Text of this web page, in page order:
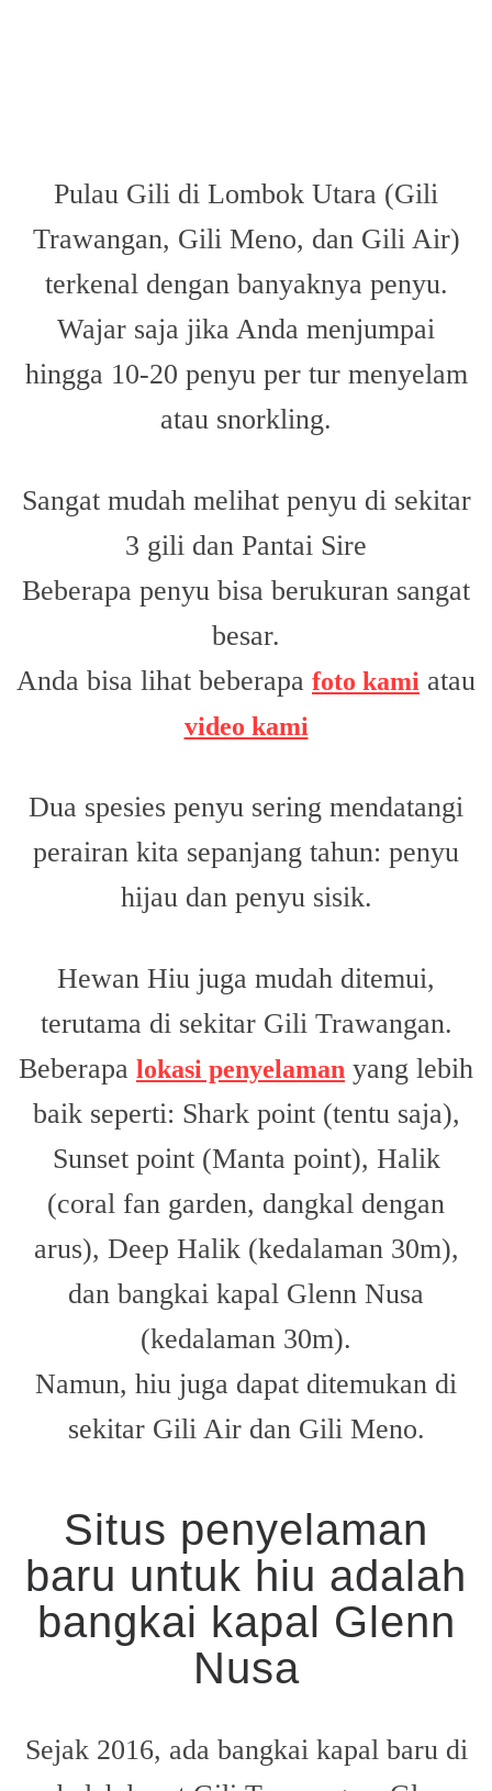
Pulau Gili di Lombok Utara (Gili
Trawangan, Gili Meno, dan Gili Air)
terkenal dengan banyaknya penyu.
Wajar saja jika Anda menjumpai
hingga 10-20 penyu per tur menyelam
atau snorkling.
Sangat mudah melihat penyu di sekitar
3 gili dan Pantai Sire
Beberapa penyu bisa berukuran sangat
besar.
Anda bisa lihat beberapa foto kami atau
video kami
Dua spesies penyu sering mendatangi
perairan kita sepanjang tahun: penyu
hijau dan penyu sisik.
Hewan Hiu juga mudah ditemui,
terutama di sekitar Gili Trawangan.
Beberapa lokasi penyelaman yang lebih
baik seperti: Shark point (tentu saja),
Sunset point (Manta point), Halik
(coral fan garden, dangkal dengan
arus), Deep Halik (kedalaman 30m),
dan bangkai kapal Glenn Nusa
(kedalaman 30m).
Namun, hiu juga dapat ditemukan di
sekitar Gili Air dan Gili Meno.
Situs penyelaman
baru untuk hiu adalah
bangkai kapal Glenn
Nusa
Sejak 2016, ada bangkai kapal baru di